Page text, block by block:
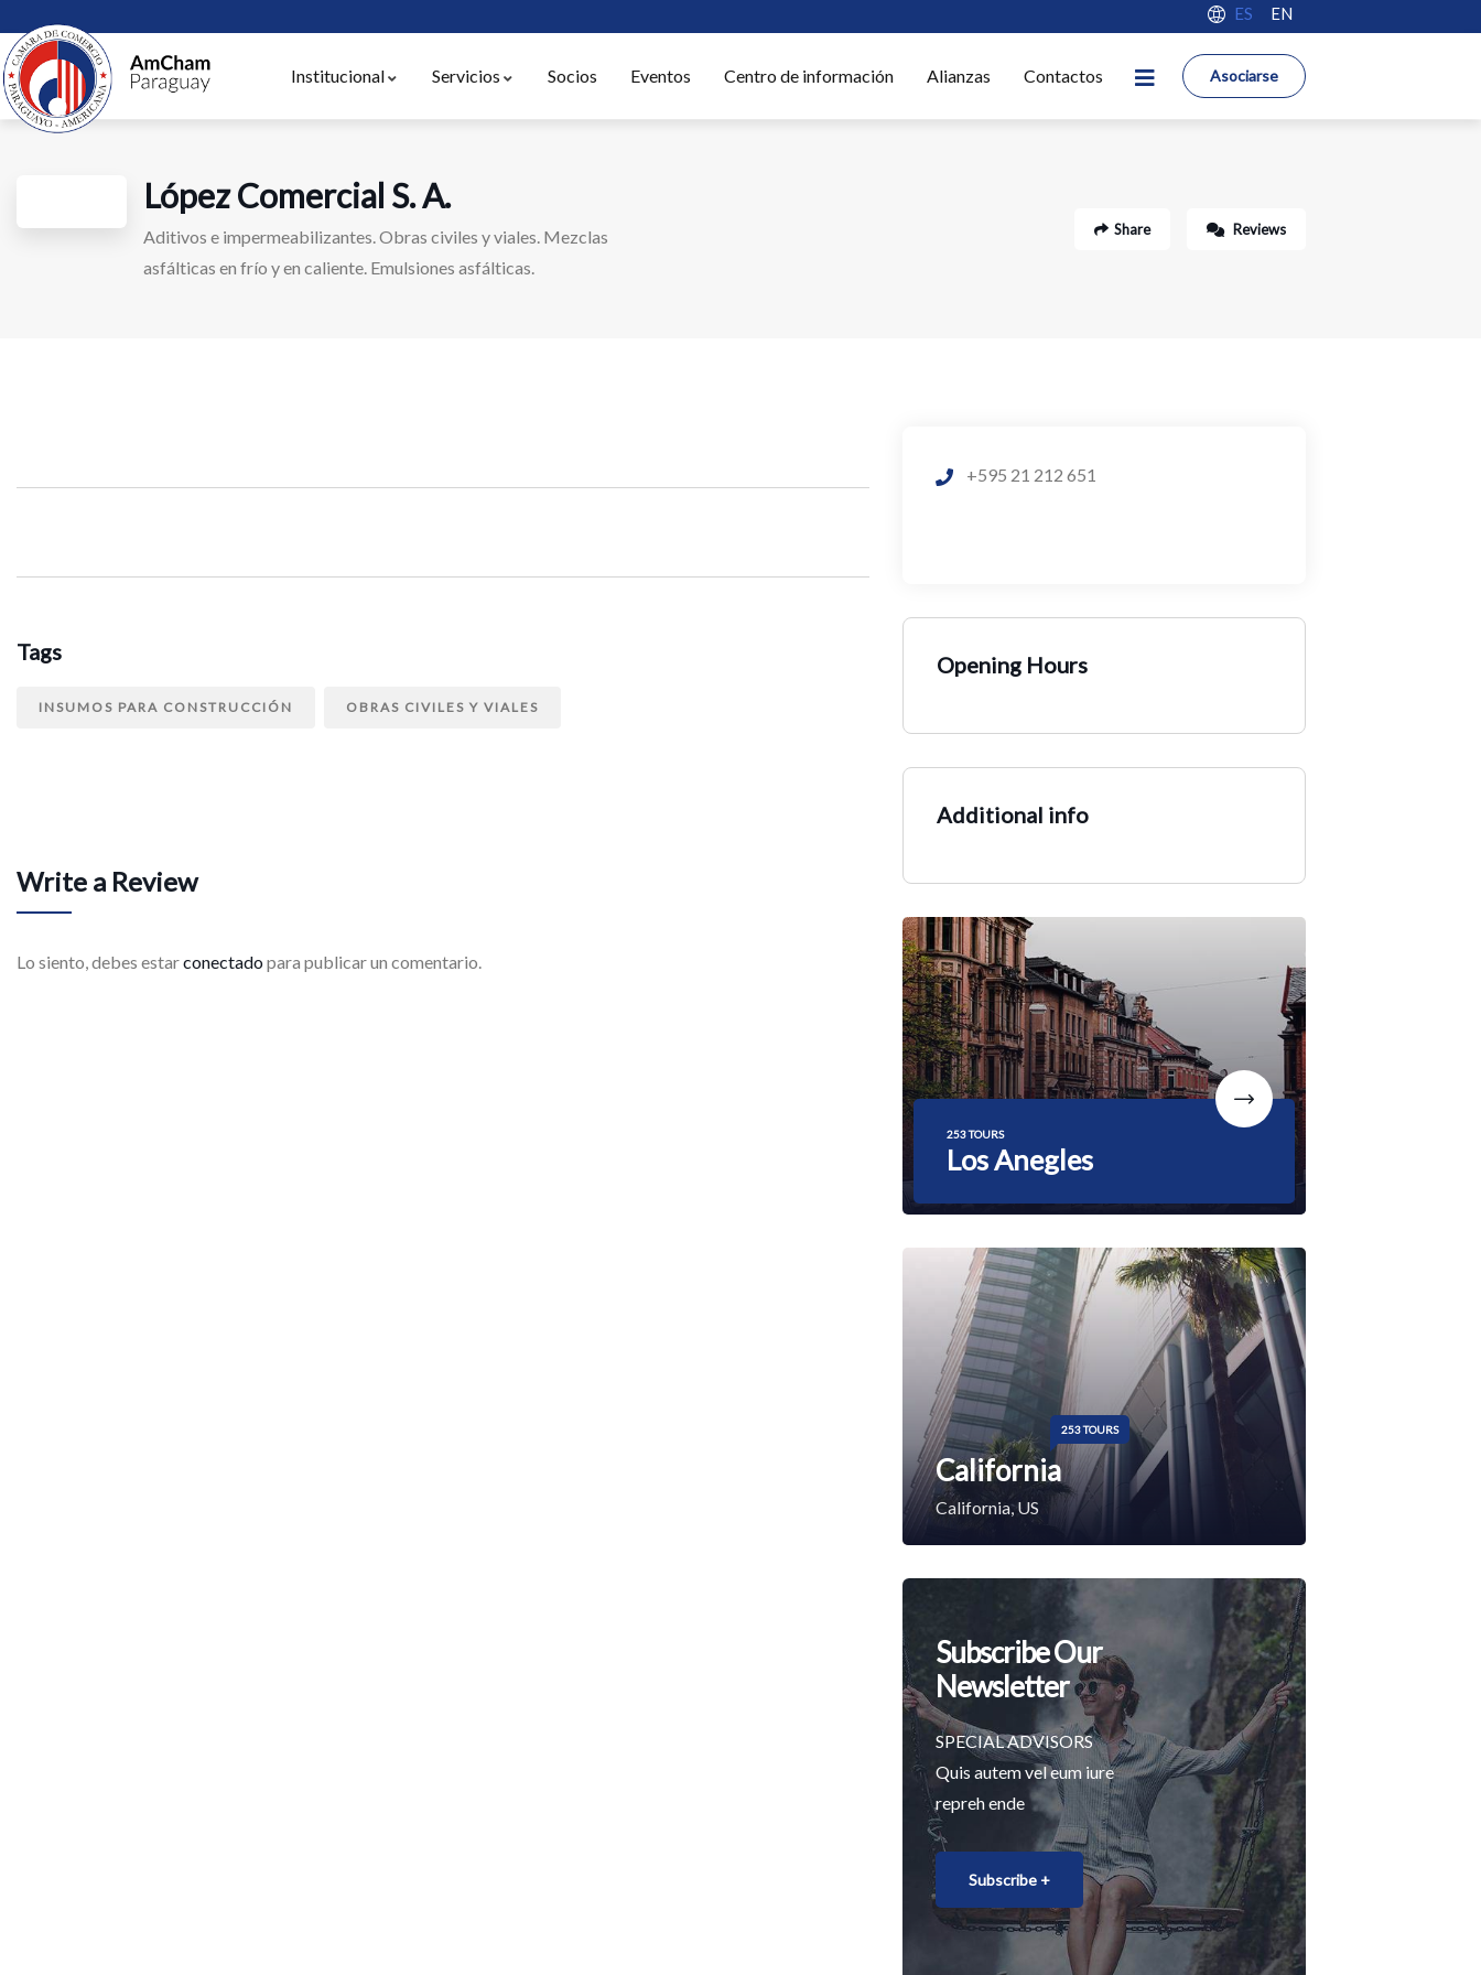
Institucional Servicios Socios Eventos Centro de información Alianzas Contactos
ES EN
Asociarse
López Comercial S. A.
Aditivos e impermeabilizantes. Obras civiles y viales. Mezclas
asfálticas en frío y en caliente. Emulsiones asfálticas.
Share Reviews
Tags
INSUMOS PARA CONSTRUCCIÓN OBRAS CIVILES Y VIALES
Write a Review
Lo siento, debes estarconectadopara publicar un comentario.
+595 21 212 651
Opening Hours
Additional info
253 TOURS
Los Anegles
253 TOURS
California
California, US
Subscribe Our
Newsletter
SPECIAL ADVISORS
Quis autem vel eum iure
repreh ende
Subscribe +